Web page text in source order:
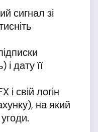
сигнал зі
і дату її
і свій логін
на який